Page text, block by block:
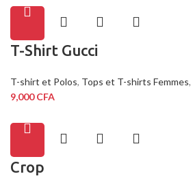
T-Shirt Gucci
T-shirt et Polos, Tops et T-shirts Femmes,
9,000CFA
Crop